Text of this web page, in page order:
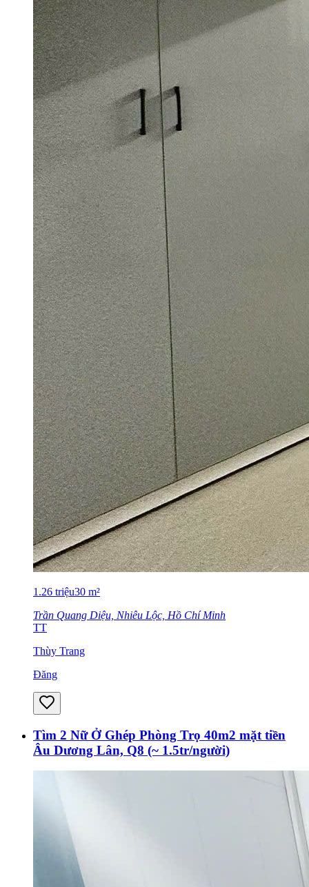
1.26 triệu30 m²
Trần Quang Diệu, Nhiêu Lộc, Hồ Chí Minh
TT
Thùy Trang
Đăng
Tìm 2 Nữ Ở Ghép Phòng Trọ 40m2 mặt tiền
Âu Dương Lân, Q8 (~ 1.5tr/người)